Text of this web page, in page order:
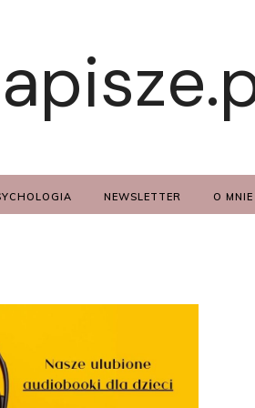
NEWSLETTER O MNIE